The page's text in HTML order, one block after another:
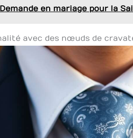
Demande en mariage pour la
avec des nœuds de